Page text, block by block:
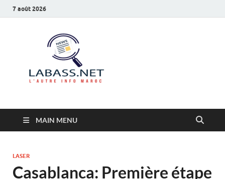
7 août 2026
MAIN MENU
LASER
Casablanca: Première étape